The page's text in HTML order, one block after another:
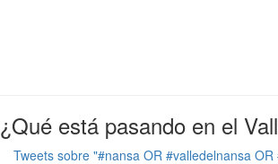
¿Qué está pasando en el
Tweets sobre "#nansa OR #valledelnansa